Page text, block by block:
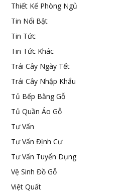
Thiết Kế Phòng Ngủ
Tin Nổi Bật
Tin Tức
Tin Tức Khác
Trái Cây Ngày Tết
Trái Cây Nhập Khẩu
Tủ Bếp Bằng Gỗ
Tủ Quần Áo Gỗ
Tư Vấn
Tư Vấn Định Cư
Tư Vấn Tuyển Dụng
Vệ Sinh Đồ Gỗ
Việt Quất